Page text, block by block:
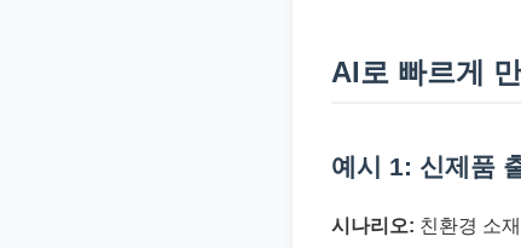
AI로 빠르게
예시 1: 신제품
시나리오: 친환경 소